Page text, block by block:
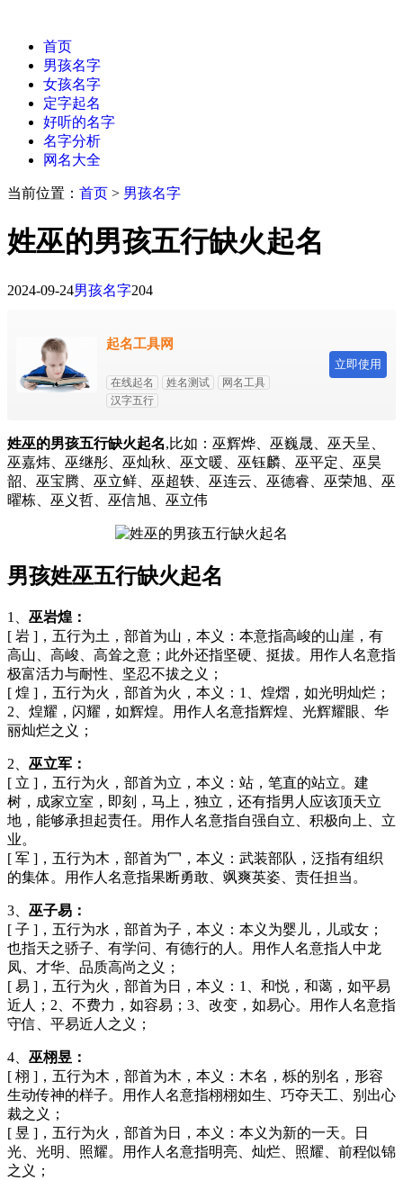
首页
男孩名字
女孩名字
定字起名
好听的名字
名字分析
网名大全
当前位置： 首页 > 男孩名字
姓巫的男孩五行缺火起名
2024-09-24男孩名字204
起名工具网
在线起名 姓名测试
网名工具
汉字五行
立即使用
姓巫的男孩五行缺火起名,比如：巫辉烨、巫巍晟、巫天呈、
巫嘉炜、巫继彤、巫灿秋、巫文暖、巫钰麟、巫平定、巫昊
韶、巫宝腾、巫立鲜、巫超轶、巫连云、巫德睿、巫荣旭、巫
曜栋、巫义哲、巫信旭、巫立伟
男孩姓巫五行缺火起名
1、 巫岩煌：
[ 岩 ]，五行为土，部首为山，本义：本意指高峻的山崖，有
高山、高峻、高耸之意；此外还指坚硬、挺拔。用作人名意指
极富活力与耐性、坚忍不拔之义；
[ 煌 ]，五行为火，部首为火，本义：1、煌熠，如光明灿烂；
2、煌耀，闪耀，如辉煌。用作人名意指辉煌、光辉耀眼、华
丽灿烂之义；
2、 巫立军：
[ 立 ]，五行为火，部首为立，本义：站，笔直的站立。建
树，成家立室，即刻，马上，独立，还有指男人应该顶天立
地，能够承担起责任。用作人名意指自强自立、积极向上、立
业。
[ 军 ]，五行为木，部首为冖，本义：武装部队，泛指有组织
的集体。用作人名意指果断勇敢、飒爽英姿、责任担当。
3、 巫子易：
[ 子 ]，五行为水，部首为子，本义：本义为婴儿，儿或女；
也指天之骄子、有学问、有德行的人。用作人名意指人中龙
凤、才华、品质高尚之义；
[ 易 ]，五行为火，部首为日，本义：1、和悦，和蔼，如平易
近人；2、不费力，如容易；3、改变，如易心。用作人名意指
守信、平易近人之义；
4、 巫栩昱：
[ 栩 ]，五行为木，部首为木，本义：木名，栎的别名，形容
生动传神的样子。用作人名意指栩栩如生、巧夺天工、别出心
裁之义；
[ 昱 ]，五行为火，部首为日，本义：本义为新的一天。日
光、光明、照耀。用作人名意指明亮、灿烂、照耀、前程似锦
之义；